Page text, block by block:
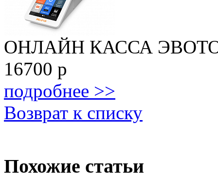
ОНЛАЙН КАССА
16700 р
подробнее >>
Возврат к списку
Похожие статьи